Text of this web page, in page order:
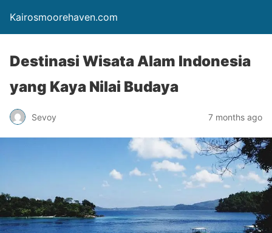
Kairosmoorehaven.com
Destinasi Wisata Alam Indonesia
yang Kaya Nilai Budaya
Sevoy 7 months ago